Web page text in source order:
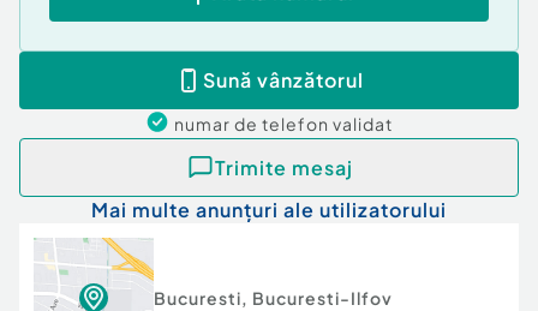
sau un cuplu care vrea confort, funcționalitate și
facilități la câteva minute distanță.
Disponibilă imediat pentru închiriere.
Confort:1
Bloc de apartamente
Posibilitate parcare: Nu
Sună vânzătorul
numar de telefon validat
Trimite mesaj
Mai multe anunțuri ale utilizatorului
Bucuresti, Bucuresti-Ilfov